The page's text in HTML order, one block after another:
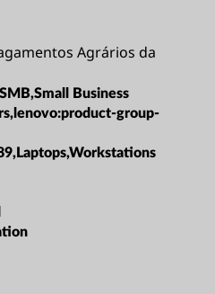
Agrários da
Business
group-